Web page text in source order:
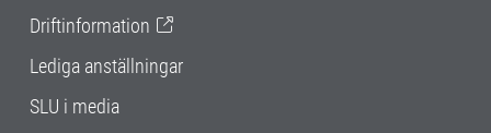
Driftinformation
Lediga anställningar
SLU i media